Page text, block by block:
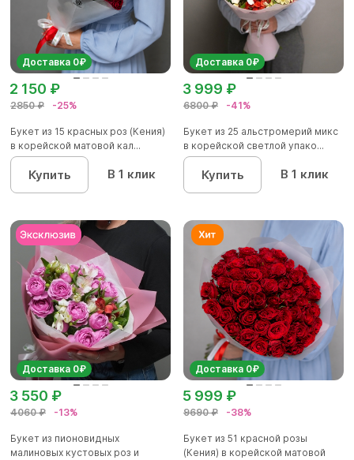
Доставка 0₽
2850 ₽ -25%
2 150 ₽
Букет из 15 красных роз (Кения)
в корейской матовой кал...
Купить В 1 клик
Доставка 0₽
6800 ₽ -41%
3 999 ₽
Букет из 25 альстромерий микс
в корейской светлой упако...
Купить В 1 клик
Доставка 0₽
4060 ₽ -13%
3 550 ₽
Букет из пионовидных
малиновых кустовых роз и
Доставка 0₽
9690 ₽ -38%
5 999 ₽
Букет из 51 красной розы
(Кения) в корейской матовой